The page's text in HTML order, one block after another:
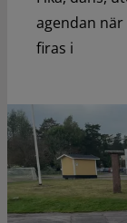
agendan
firas i